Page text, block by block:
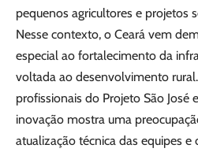
pequenos agricultores e projetos
Nesse contexto, o Ceará vem
especial ao fortalecimento da
voltada ao desenvolvimento
profissionais do Projeto São José
inovação mostra uma
atualização técnica das equipes